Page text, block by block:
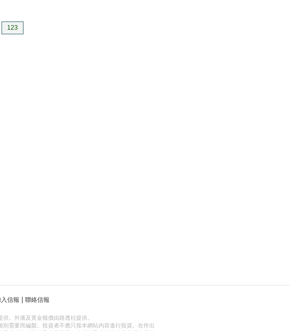
123
信報 聯絡信報
。外滙及黃金報價由路透社提供。
需要而編製。投資者不應只按本網站內容進行投資。在作出